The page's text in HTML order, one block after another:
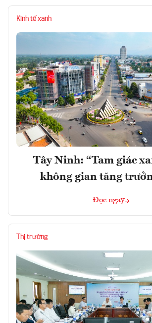
Kinh tế xanh
Tây Ninh: “Tam giác
không gian tăng
Đọc ngay
Thị trường